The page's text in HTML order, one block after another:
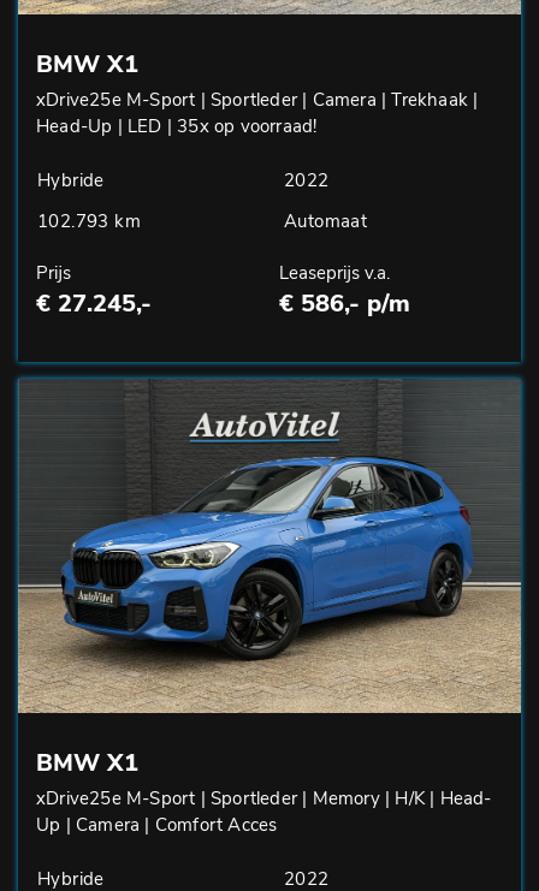
BMW X1
xDrive25e M-Sport | Sportleder | Camera | Trekhaak |
Head-Up | LED | 35x op voorraad!
Hybride
2022
102.793 km
Automaat
Prijs
€ 27.245,-
Leaseprijs v.a.
€ 586,- p/m
BMW X1
xDrive25e M-Sport | Sportleder | Memory | H/K | Head-
Up | Camera | Comfort Acces
Hybride
2022